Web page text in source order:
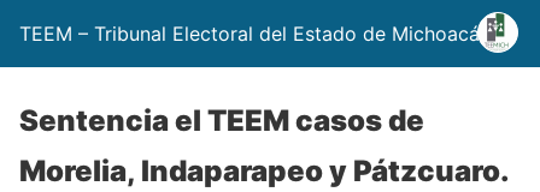
TEEM – Tribunal Electoral del Estado de Michoacán
Sentencia el TEEM casos de
Morelia, Indaparapeo y Pátzcuaro.